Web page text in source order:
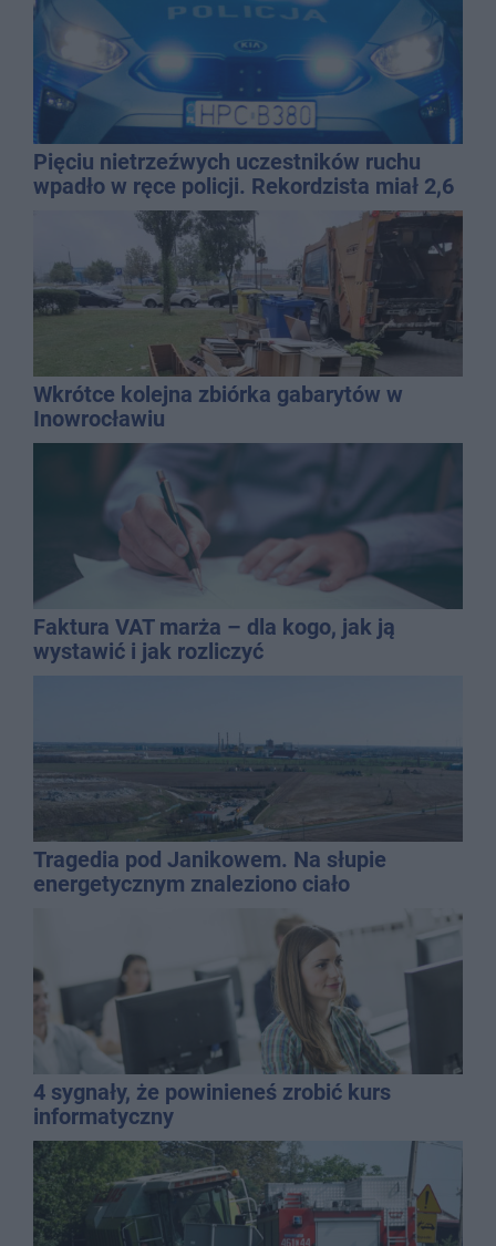
Pięciu nietrzeźwych uczestników ruchu
wpadło w ręce policji. Rekordzista miał 2,6
Wkrótce kolejna zbiórka gabarytów w
Inowrocławiu
Faktura VAT marża – dla kogo, jak ją
wystawić i jak rozliczyć
Tragedia pod Janikowem. Na słupie
energetycznym znaleziono ciało
4 sygnały, że powinieneś zrobić kurs
informatyczny